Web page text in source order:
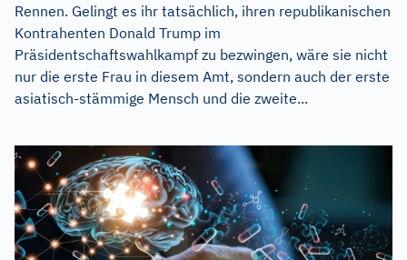
Rennen. Gelingt es ihr tatsächlich, ihren republikanischen
Kontrahenten Donald Trump im
Präsidentschaftswahlkampf zu bezwingen, wäre sie nicht
nur die erste Frau in diesem Amt, sondern auch der erste
asiatisch-stämmige Mensch und die zweite...